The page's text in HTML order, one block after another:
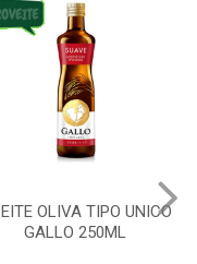
OLIVA EXTRA
VIRGEM GALLO 500ML